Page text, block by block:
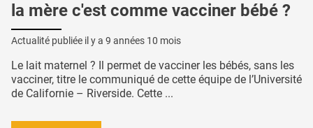
la mère c'est comme vacciner bébé ?
Actualité publiée il y a 9 années 10 mois
Le lait maternel ? Il permet de vacciner les bébés, sans les
vacciner, titre le communiqué de cette équipe de l’Université
de Californie – Riverside. Cette ...